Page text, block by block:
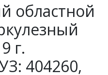
областной
г.
404260,